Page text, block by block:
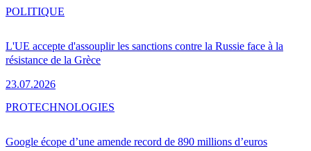
L'UE accepte d'assouplir les sanctions contre la Russie face à la
résistance de la Grèce
23.07.2026
POLITIQUE
Google écope d’une amende record de 890 millions d’euros
PROTECHNOLOGIES